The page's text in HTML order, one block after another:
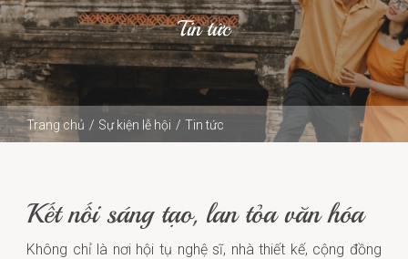
Tin tức
Trang chủ Sự kiện lễ hội
Tin tức
Kết nối sáng tạo, lan tỏa văn hóa
Không chỉ là nơi hội tụ nghệ sĩ, nhà thiết kế, cộng đồng